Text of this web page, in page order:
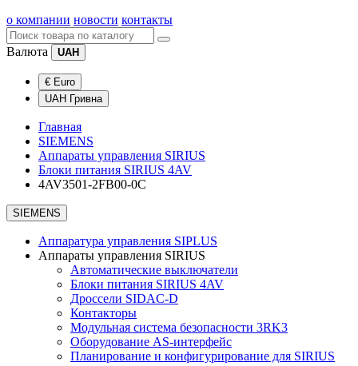
о компании новости контакты
Валюта UAH
€ Euro
UAH Гривна
Главная
SIEMENS
Аппараты управления SIRIUS
Блоки питания SIRIUS 4AV
4AV3501-2FB00-0C
SIEMENS
Аппаратура управления SIPLUS
Аппараты управления SIRIUS
Автоматические выключатели
Блоки питания SIRIUS 4AV
Дроссели SIDAC-D
Контакторы
Модульная система безопасности 3RK3
Оборудование AS-интерфейс
Планирование и конфигурирование для SIRIUS